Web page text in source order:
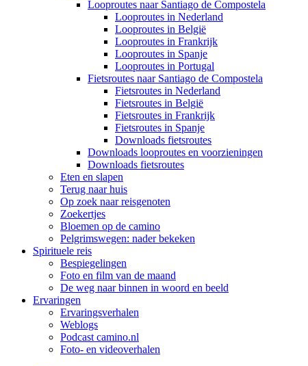
Looproutes naar Santiago de Compostela
Looproutes in Nederland
Looproutes in België
Looproutes in Frankrijk
Looproutes in Spanje
Looproutes in Portugal
Fietsroutes naar Santiago de Compostela
Fietsroutes in Nederland
Fietsroutes in België
Fietsroutes in Frankrijk
Fietsroutes in Spanje
Downloads fietsroutes
Downloads looproutes en voorzieningen
Downloads fietsroutes
Eten en slapen
Terug naar huis
Op zoek naar reisgenoten
Zoekertjes
Bloemen op de camino
Pelgrimswegen: nader bekeken
Spirituele reis
Bespiegelingen
Foto en film van de maand
De weg naar binnen in woord en beeld
Ervaringen
Ervaringsverhalen
Weblogs
Podcast camino.nl
Foto- en videoverhalen